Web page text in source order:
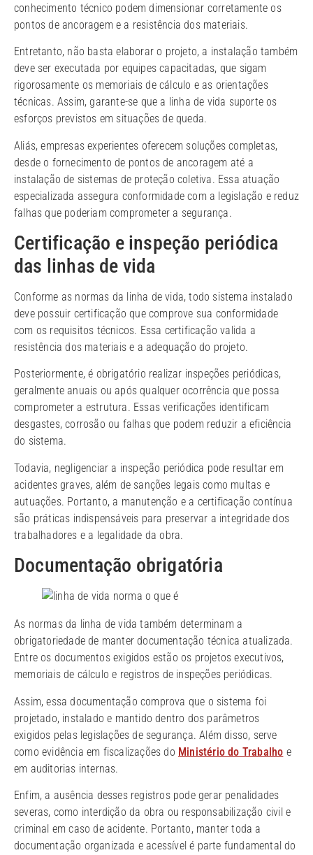
conhecimento técnico podem dimensionar corretamente os
pontos de ancoragem e a resistência dos materiais.
Entretanto, não basta elaborar o projeto, a instalação também
deve ser executada por equipes capacitadas, que sigam
rigorosamente os memoriais de cálculo e as orientações
técnicas. Assim, garante-se que a linha de vida suporte os
esforços previstos em situações de queda.
Aliás, empresas experientes oferecem soluções completas,
desde o fornecimento de pontos de ancoragem até a
instalação de sistemas de proteção coletiva. Essa atuação
especializada assegura conformidade com a legislação e reduz
falhas que poderiam comprometer a segurança.
Certificação e inspeção periódica
das linhas de vida
Conforme as normas da linha de vida, todo sistema instalado
deve possuir certificação que comprove sua conformidade
com os requisitos técnicos. Essa certificação valida a
resistência dos materiais e a adequação do projeto.
Posteriormente, é obrigatório realizar inspeções periódicas,
geralmente anuais ou após qualquer ocorrência que possa
comprometer a estrutura. Essas verificações identificam
desgastes, corrosão ou falhas que podem reduzir a eficiência
do sistema.
Todavia, negligenciar a inspeção periódica pode resultar em
acidentes graves, além de sanções legais como multas e
autuações. Portanto, a manutenção e a certificação contínua
são práticas indispensáveis para preservar a integridade dos
trabalhadores e a legalidade da obra.
Documentação obrigatória
As normas da linha de vida também determinam a
obrigatoriedade de manter documentação técnica atualizada.
Entre os documentos exigidos estão os projetos executivos,
memoriais de cálculo e registros de inspeções periódicas.
Assim, essa documentação comprova que o sistema foi
projetado, instalado e mantido dentro dos parâmetros
exigidos pelas legislações de segurança. Além disso, serve
como evidência em fiscalizações do Ministério do Trabalho e
em auditorias internas.
Enfim, a ausência desses registros pode gerar penalidades
severas, como interdição da obra ou responsabilização civil e
criminal em caso de acidente. Portanto, manter toda a
documentação organizada e acessível é parte fundamental do